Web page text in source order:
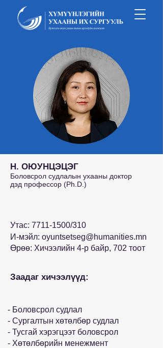
Н. ОЮУНЦЭЦЭГ
Боловсрол судлалын ухааны доктор
дэд профессор (Ph.D.)
Утас: 7711-1500/310
И-мэйл: oyuntsetseg@humanities.mn
Өрөө: Хичээлийн 4-р байр, 702 тоот
Заадаг хичээлүүд:
- Боловсрол судлал
- Сургалтын хөтөлбөр судлал
- Тусгай хэрэгцээт боловсрол
- Хөтөлбөрийн менежмент